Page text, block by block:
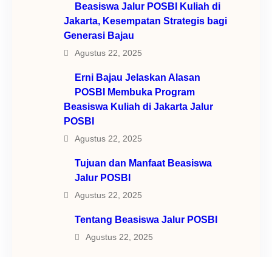
Beasiswa Jalur POSBI Kuliah di
Jakarta, Kesempatan Strategis bagi
Generasi Bajau
Agustus 22, 2025
Erni Bajau Jelaskan Alasan
POSBI Membuka Program
Beasiswa Kuliah di Jakarta Jalur
POSBI
Agustus 22, 2025
Tujuan dan Manfaat Beasiswa
Jalur POSBI
Agustus 22, 2025
Tentang Beasiswa Jalur POSBI
Agustus 22, 2025